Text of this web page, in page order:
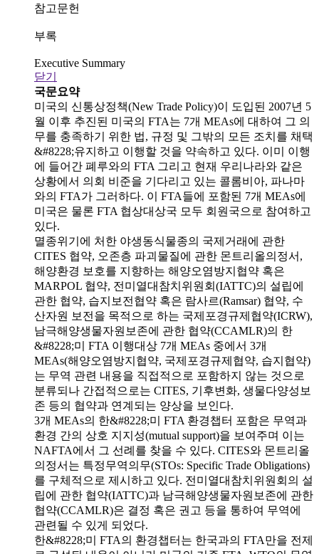
참고문헌
부록
Executive Summary
닫기
국문요약
미국의 신통상정책(New Trade Policy)이 도입된 2007년 5
월 이후 추진된 미국의 FTA는 7개 MEAs에 대하여 그 의
무를 충족하기 위한 법, 규정 및 그밖의 모든 조치를 채택
&#8228;유지하고 이행할 것을 약속하고 있다. 이미 이행
에 들어간 폐루와의 FTA 그리고 현재 우리나라와 같은
상황에서 의회 비준을 기다리고 있는 콜롬비아, 파나마
와의 FTA가 그러하다. 이 FTA들에 포함된 7개 MEAs에
미국은 물론 FTA 협상대상국 모두 회원국으로 참여하고
있다.
멸종위기에 처한 야생동식물종의 국제거래에 관한
CITES 협약, 오존층 파괴물질에 관한 몬트리올의정서,
해양환경 보호를 지향하는 해양오염방지협약 혹은
MARPOL 협약, 전미열대참치위원회(IATTC)의 설립에
관한 협약, 습지보전협약 혹은 람사르(Ramsar) 협약, 수
산자원 보전을 목적으로 하는 국제포경규제협약(ICRW),
남극해양생물자원보존에 관한 협약(CCAMLR)의 한
&#8228;미 FTA 이행대상 7개 MEAs 중에서 3개
MEAs(해양오염방지협약, 국제포경규제협약, 습지협약)
는 무역 관련 내용을 직접적으로 포함하지 않는 것으로
분류되나 간접적으로는 CITES, 기후변화, 생물다양성보
존 등의 협약과 연계되는 양상을 보인다.
3개 MEAs의 한&#8228;미 FTA 환경챕터 포함은 무역과
환경 간의 상호 지지성(mutual support)을 보여주며 이는
NAFTA에서 그 선례를 찾을 수 있다. CITES와 몬트리올
의정서는 특정무역의무(STOs: Specific Trade Obligations)
를 구체적으로 제시하고 있다. 전미열대참치위원회의 설
립에 관한 협약(IATTC)과 남극해양생물자원보존에 관한
협약(CCAMLR)은 결정 혹은 권고 등을 통하여 무역에
관련될 수 있게 되었다.
한&#8228;미 FTA의 환경챕터는 한국과의 FTA만을 전제